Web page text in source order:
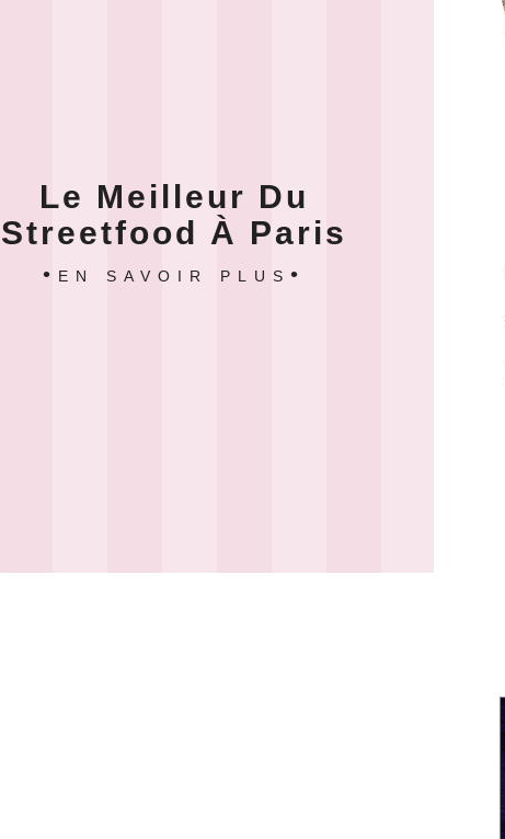
Le Meilleur Du
Streetfood À Paris
EN SAVOIR PLUS